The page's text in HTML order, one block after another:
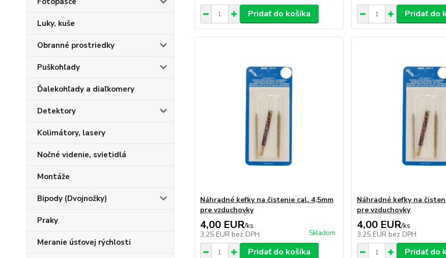
Luky, kuše
Obranné prostriedky
Puškohľady
Ďalekohľady a diaľkomery
Detektory
Kolimátory, lasery
Nočné videnie, svietidlá
Montáže
Bipody (Dvojnožky)
Praky
Meranie úsťovej rýchlosti
Pridať do košíka Pridať do
Náhradné kefky na čistenie cal. 4,5mm
pre vzduchovky
4,00 EUR/ks
3,25 EUR bez DPH Skladom
Pridať do košíka
Náhradné kefky na
pre vzduchovky
4,00 EUR/ks
3,25 EUR bez DPH
Pridať do